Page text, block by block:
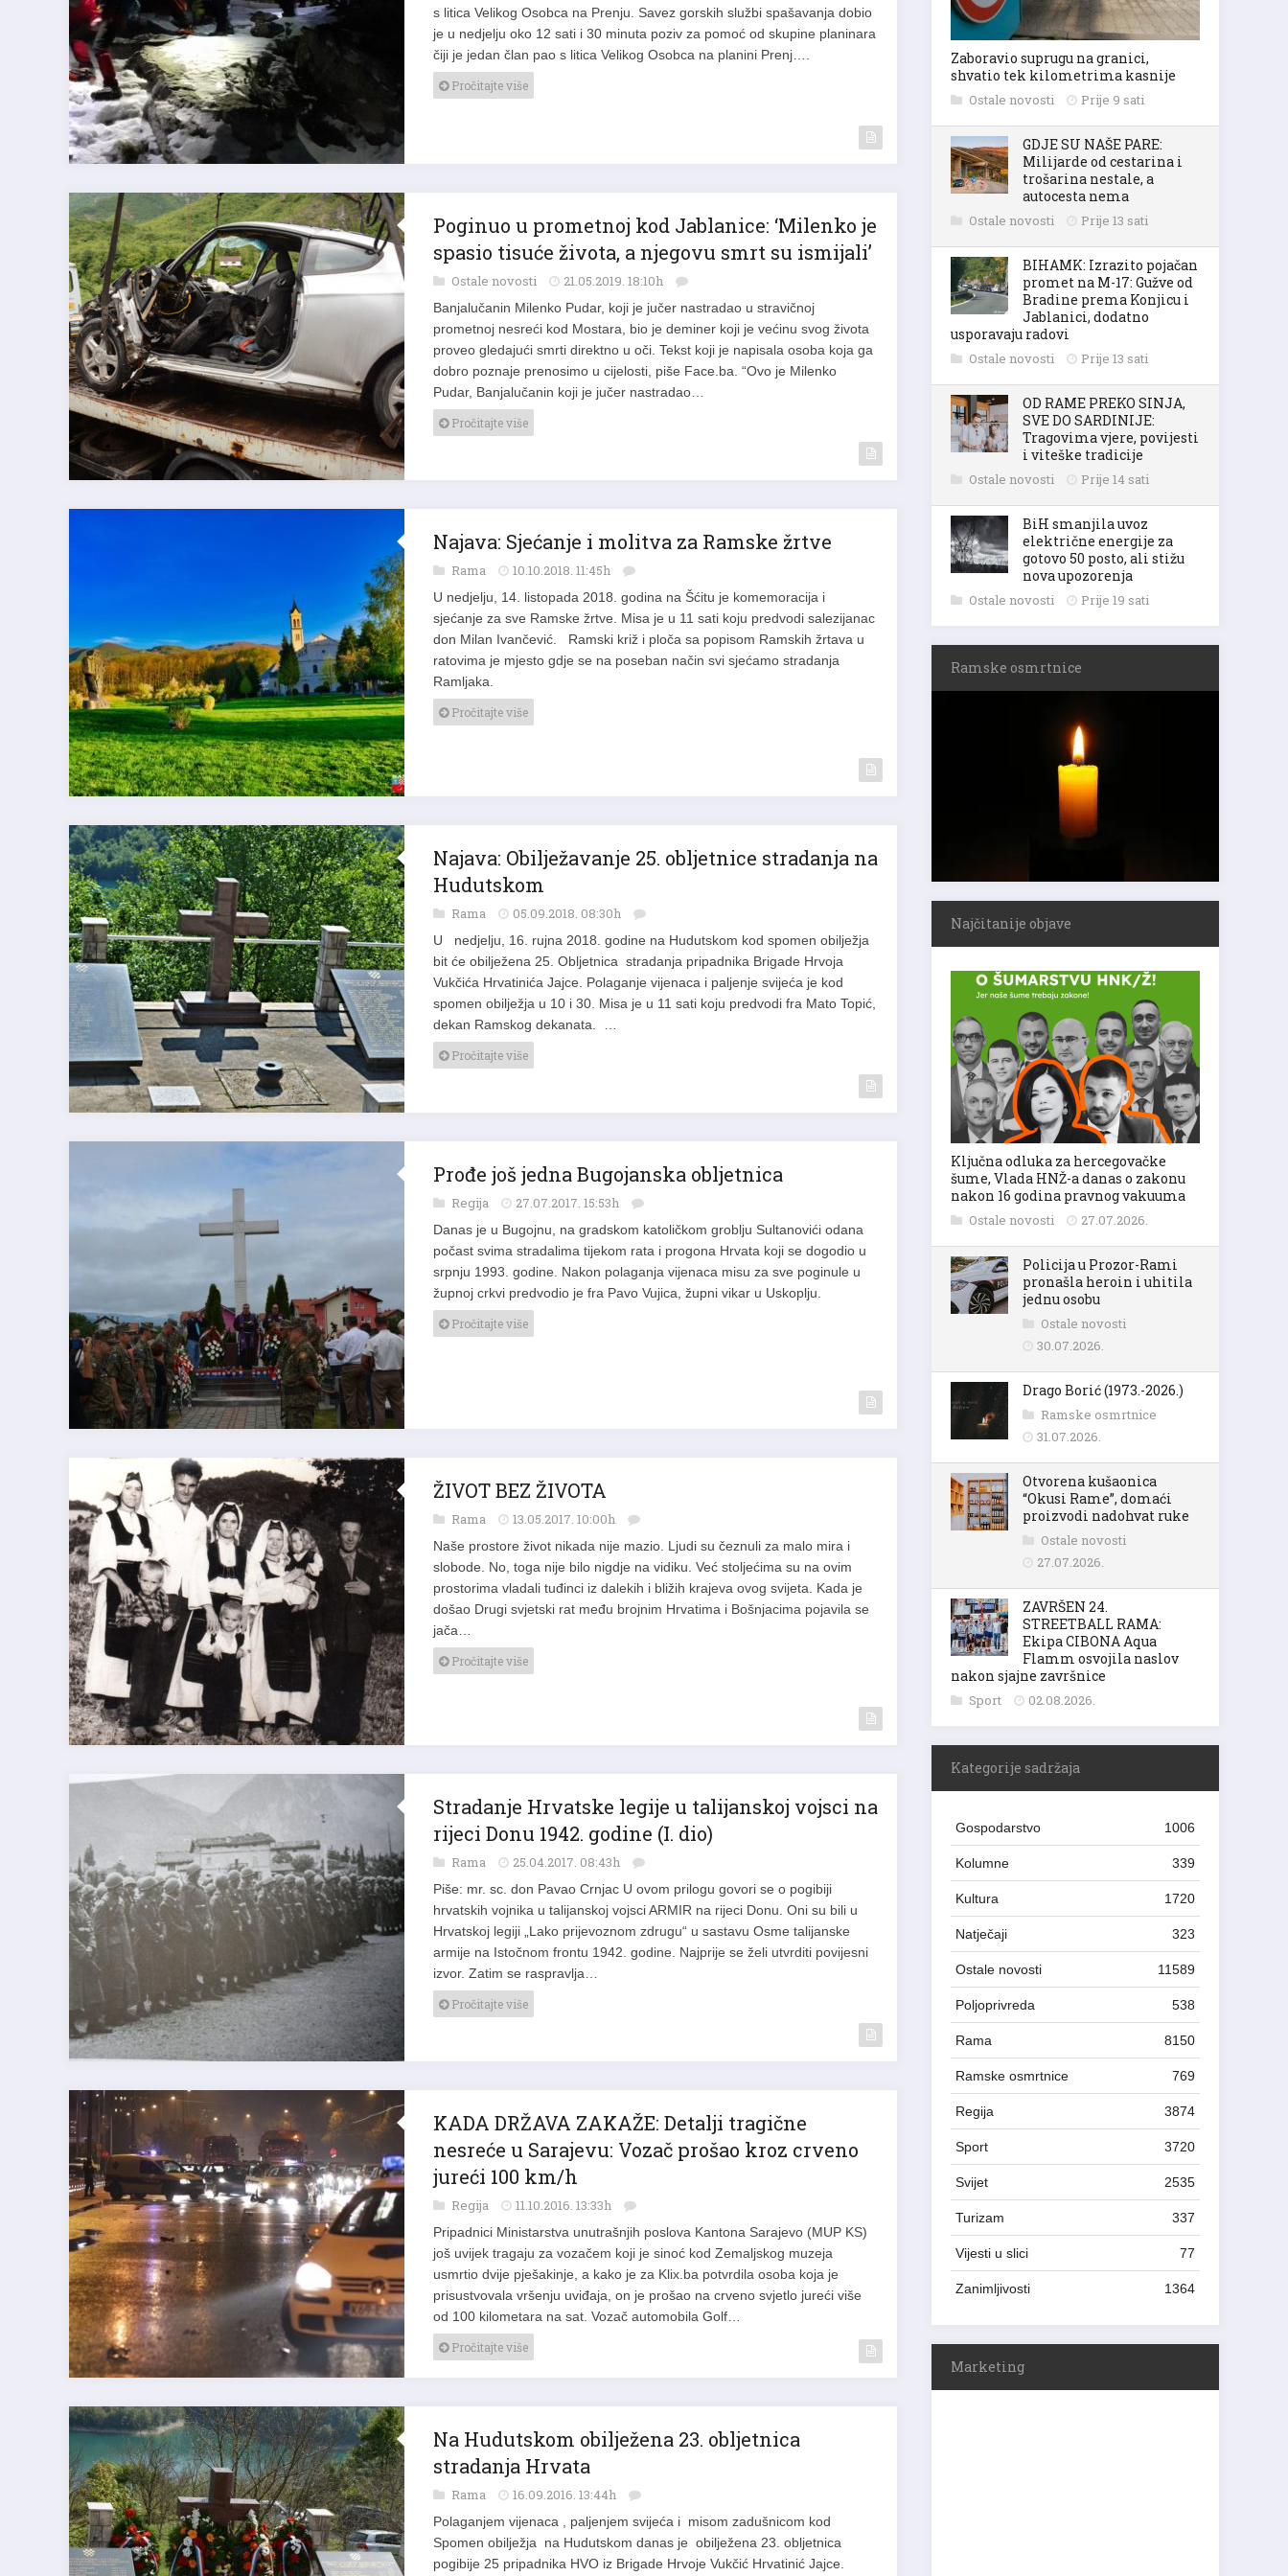
s litica Velikog Osobca na Prenju. Savez gorskih službi spašavanja dobio
je u nedjelju oko 12 sati i 30 minuta poziv za pomoć od skupine planinara
čiji je jedan član pao s litica Velikog Osobca na planini Prenj….
Pročitajte više
Poginuo u prometnoj kod Jablanice: ‘Milenko je
spasio tisuće života, a njegovu smrt su ismijali’
Ostale novosti 21.05.2019. 18:10h
Banjalučanin Milenko Pudar, koji je jučer nastradao u stravičnoj
prometnoj nesreći kod Mostara, bio je deminer koji je većinu svog života
proveo gledajući smrti direktno u oči. Tekst koji je napisala osoba koja ga
dobro poznaje prenosimo u cijelosti, piše Face.ba. “Ovo je Milenko
Pudar, Banjalučanin koji je jučer nastradao…
Pročitajte više
Najava: Sjećanje i molitva za Ramske žrtve
Rama 10.10.2018. 11:45h
U nedjelju, 14. listopada 2018. godina na Šćitu je komemoracija i
sjećanje za sve Ramske žrtve. Misa je u 11 sati koju predvodi salezijanac
don Milan Ivančević. Ramski križ i ploča sa popisom Ramskih žrtava u
ratovima je mjesto gdje se na poseban način svi sjećamo stradanja
Ramljaka.
Pročitajte više
Najava: Obilježavanje 25. obljetnice stradanja na
Hudutskom
Rama 05.09.2018. 08:30h
U nedjelju, 16. rujna 2018. godine na Hudutskom kod spomen obilježja
bit će obilježena 25. Obljetnica stradanja pripadnika Brigade Hrvoja
Vukčića Hrvatinića Jajce. Polaganje vijenaca i paljenje svijeća je kod
spomen obilježja u 10 i 30. Misa je u 11 sati koju predvodi fra Mato Topić,
dekan Ramskog dekanata. …
Pročitajte više
Prođe još jedna Bugojanska obljetnica
Regija 27.07.2017. 15:53h
Danas je u Bugojnu, na gradskom katoličkom groblju Sultanovići odana
počast svima stradalima tijekom rata i progona Hrvata koji se dogodio u
srpnju 1993. godine. Nakon polaganja vijenaca misu za sve poginule u
župnoj crkvi predvodio je fra Pavo Vujica, župni vikar u Uskoplju.
Pročitajte više
ŽIVOT BEZ ŽIVOTA
Rama 13.05.2017. 10:00h
Naše prostore život nikada nije mazio. Ljudi su čeznuli za malo mira i
slobode. No, toga nije bilo nigdje na vidiku. Već stoljećima su na ovim
prostorima vladali tuđinci iz dalekih i bližih krajeva ovog svijeta. Kada je
došao Drugi svjetski rat među brojnim Hrvatima i Bošnjacima pojavila se
jača…
Pročitajte više
Stradanje Hrvatske legije u talijanskoj vojsci na
rijeci Donu 1942. godine (I. dio)
Rama 25.04.2017. 08:43h
Piše: mr. sc. don Pavao Crnjac U ovom prilogu govori se o pogibiji
hrvatskih vojnika u talijanskoj vojsci ARMIR na rijeci Donu. Oni su bili u
Hrvatskoj legiji „Lako prijevoznom zdrugu“ u sastavu Osme talijanske
armije na Istočnom frontu 1942. godine. Najprije se želi utvrditi povijesni
izvor. Zatim se raspravlja…
Pročitajte više
KADA DRŽAVA ZAKAŽE: Detalji tragične
nesreće u Sarajevu: Vozač prošao kroz crveno
jureći 100 km/h
Regija 11.10.2016. 13:33h
Pripadnici Ministarstva unutrašnjih poslova Kantona Sarajevo (MUP KS)
još uvijek tragaju za vozačem koji je sinoć kod Zemaljskog muzeja
usmrtio dvije pješakinje, a kako je za Klix.ba potvrdila osoba koja je
prisustvovala vršenju uviđaja, on je prošao na crveno svjetlo jureći više
od 100 kilometara na sat. Vozač automobila Golf…
Pročitajte više
Na Hudutskom obilježena 23. obljetnica
stradanja Hrvata
Rama 16.09.2016. 13:44h
Polaganjem vijenaca , paljenjem svijeća i misom zadušnicom kod
Spomen obilježja na Hudutskom danas je obilježena 23. obljetnica
pogibije 25 pripadnika HVO iz Brigade Hrvoje Vukčić Hrvatinić Jajce.
Zaboravio suprugu na granici,
shvatio tek kilometrima kasnije
Ostale novosti Prije 9 sati
GDJE SU NAŠE PARE:
Milijarde od cestarina i
trošarina nestale, a
autocesta nema
Ostale novosti Prije 13 sati
BIHAMK: Izrazito pojačan
promet na M-17: Gužve od
Bradine prema Konjicu i
Jablanici, dodatno
usporavaju radovi
Ostale novosti Prije 13 sati
OD RAME PREKO SINJA,
SVE DO SARDINIJE:
Tragovima vjere, povijesti
i viteške tradicije
Ostale novosti Prije 14 sati
BiH smanjila uvoz
električne energije za
gotovo 50 posto, ali stižu
nova upozorenja
Ostale novosti Prije 19 sati
Ramske osmrtnice
Najčitanije objave
Ključna odluka za hercegovačke
šume, Vlada HNŽ-a danas o zakonu
nakon 16 godina pravnog vakuuma
Ostale novosti 27.07.2026.
Policija u Prozor-Rami
pronašla heroin i uhitila
jednu osobu
Ostale novosti
30.07.2026.
Drago Borić (1973.-2026.)
Ramske osmrtnice
31.07.2026.
Otvorena kušaonica
“Okusi Rame”, domaći
proizvodi nadohvat ruke
Ostale novosti
27.07.2026.
ZAVRŠEN 24.
STREETBALL RAMA:
Ekipa CIBONA Aqua
Flamm osvojila naslov
nakon sjajne završnice
Sport 02.08.2026.
Kategorije sadržaja
Gospodarstvo 1006
Kolumne 339
Kultura 1720
Natječaji 323
Ostale novosti 11589
Poljoprivreda 538
Rama 8150
Ramske osmrtnice 769
Regija 3874
Sport 3720
Svijet 2535
Turizam 337
Vijesti u slici 77
Zanimljivosti 1364
Marketing